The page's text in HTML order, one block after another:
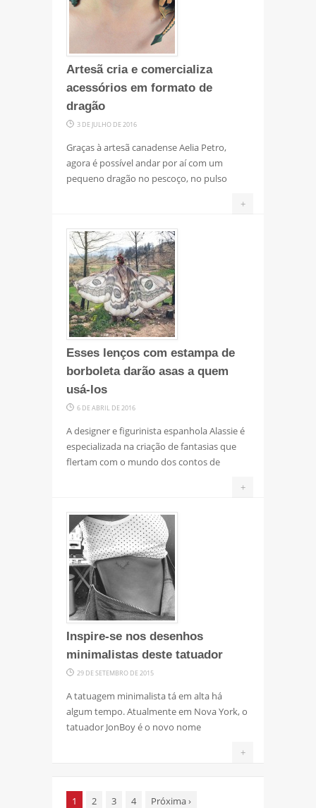
Artesã cria e comercializa
acessórios em formato de
dragão
3 DE JULHO DE 2016
Graças à artesã canadense Aelia Petro,
agora é possível andar por aí com um
pequeno dragão no pescoço, no pulso
+
Esses lenços com estampa de
borboleta darão asas a quem
usá-los
6 DE ABRIL DE 2016
A designer e figurinista espanhola Alassie é
especializada na criação de fantasias que
flertam com o mundo dos contos de
+
Inspire-se nos desenhos
minimalistas deste tatuador
29 DE SETEMBRO DE 2015
A tatuagem minimalista tá em alta há
algum tempo. Atualmente em Nova York, o
tatuador JonBoy é o novo nome
+
1 2 3 4 Próxima›